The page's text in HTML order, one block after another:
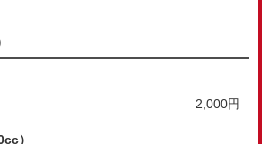
2,000円
）